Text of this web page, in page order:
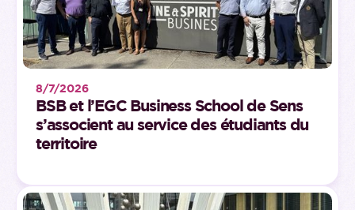
8/7/2026
BSB et l’EGC Business School de Sens
s’associent au service des étudiants du
territoire